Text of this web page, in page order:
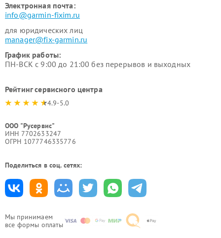
Мы принимаем
все формы оплаты
Электронная почта:
info@garmin-fixim.ru
для юридических лиц
manager@fix-garmin.ru
График работы:
ПН-ВСК с 9:00 до 21:00 без перерывов и выходных
Рейтинг сервисного центра
4.9-5.0
ООО "Русервис"
ИНН 7702633247
ОГРН 1077746335776
Поделиться в соц. сетях: